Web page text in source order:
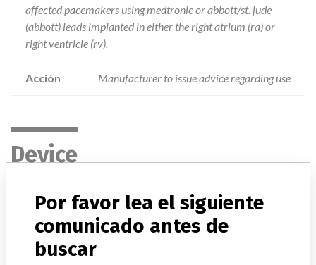
affected pacemakers using medtronic or abbott/st. jude
(abbott) leads implanted in either the right atrium (ra) or
right ventricle (rv).
Acción Manufacturer to issue advice regarding use
Device
PROPONENT MRI SR Pacemaker L210
Por favor lea el siguiente
comunicado antes de
buscar